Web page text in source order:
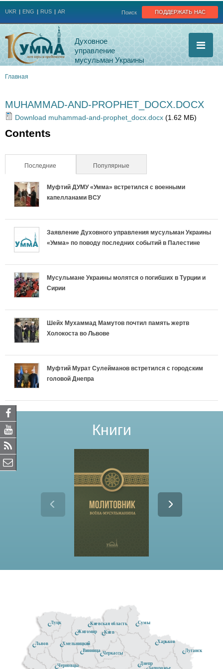
поддержать нас
Поиск
UKR ENG RUS AR
Духовное
управление
мусульман Украины
здесь
Главная
MUHAMMAD-AND-PROPHET_DOCX.DOCX
Download muhammad-and-prophet_docx.docx (1.62 МБ)
Contents
Последние (активная вкладка)Популярные
Муфтий ДУМУ «Умма» встретился с военными
капелланами ВСУ
Заявление Духовного управления мусульман Украины
«Умма» по поводу последних событий в Палестине
Мусульмане Украины молятся о погибших в Турции и
Сирии
Шейх Мухаммад Мамутов почтил память жертв
Холокоста во Львове
Муфтий Мурат Сулейманов встретился с городским
головой Днепра
Книги
Черкассы
Черновцы
Сумы
Луганск
Киев
Днепр
Киевская область
Запорожье
Житомир
Винница
Хмельницкий
Луцк
Львов Харьков